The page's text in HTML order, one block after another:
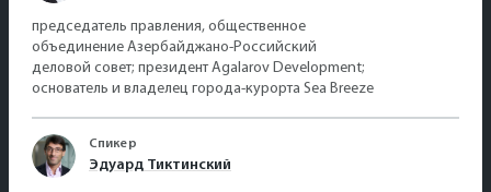
председатель правления, общественное
объединение Азербайджано-Российский
деловой совет; президент Agalarov Development;
основатель и владелец города-курорта Sea Breeze
Спикер
Эдуард Тиктинский